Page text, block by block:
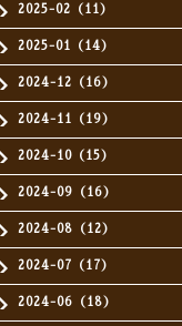
2025-02（11）
2025-01（14）
2024-12（16）
2024-11（19）
2024-10（15）
2024-09（16）
2024-08（12）
2024-07（17）
2024-06（18）